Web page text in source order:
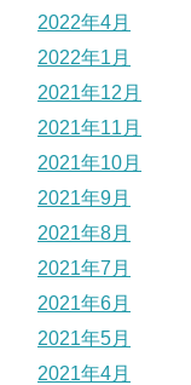
2022年4月
2022年1月
2021年12月
2021年11月
2021年10月
2021年9月
2021年8月
2021年7月
2021年6月
2021年5月
2021年4月